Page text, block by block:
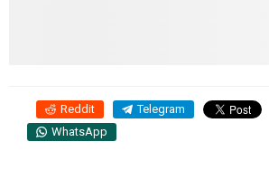
Reddit Telegram
WhatsApp